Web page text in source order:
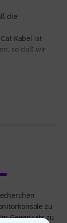
die
Kabel ist
so daß wir
zu
Gegensatz zu